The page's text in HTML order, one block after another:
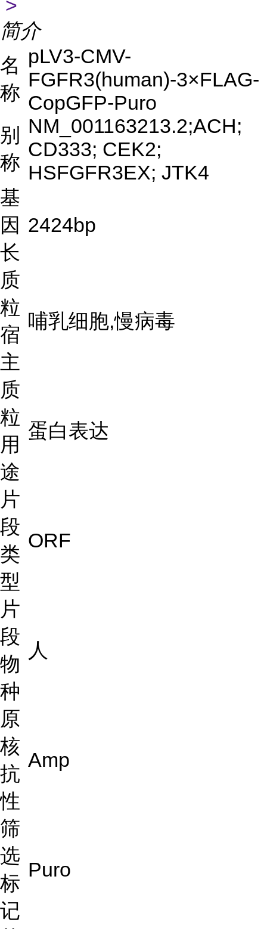
>
简介
名
称
pLV3-CMV-
FGFR3(human)-3×FLAG-
CopGFP-Puro
别
称
NM_001163213.2;ACH;
CD333; CEK2;
HSFGFR3EX; JTK4
基
因
长
2424bp
质
粒
宿
主
哺乳细胞,慢病毒
质
粒
用
途
蛋白表达
片
段
类
型
ORF
片
段
物
种
人
原
核
抗
性
Amp
筛
选
标
记
Puro